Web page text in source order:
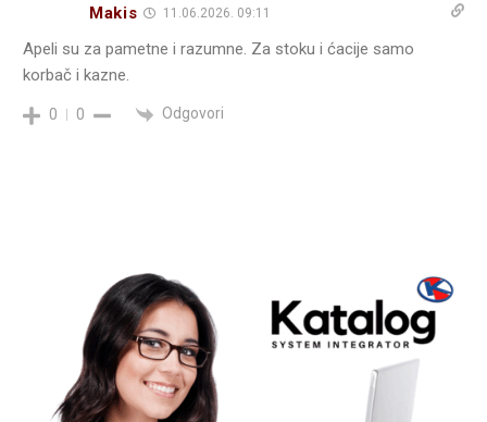
Makis 11.06.2026. 09:11
Apeli su za pametne i razumne. Za stoku i ćacije samo
korbač i kazne.
0 0 Odgovori